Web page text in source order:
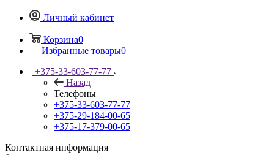
Личный кабинет
Корзина0
Избранные товары0
+375-33-603-77-77
Назад
Телефоны
+375-33-603-77-77
+375-29-184-00-65
+375-17-379-00-65
Контактная информация